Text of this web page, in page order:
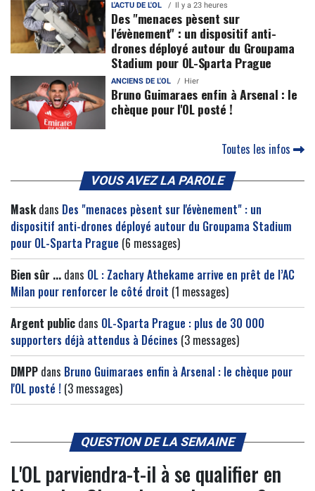
L'ACTU DE L'OL Il y a 23 heures
Des "menaces pèsent sur
l'évènement" : un dispositif anti-
drones déployé autour du Groupama
Stadium pour OL-Sparta Prague
ANCIENS DE L'OL Hier
Bruno Guimaraes enfin à Arsenal : le
chèque pour l'OL posté !
Toutes les infos
VOUS AVEZ LA PAROLE
Maskdans Des "menaces pèsent sur l'évènement" : un
dispositif anti-drones déployé autour du Groupama Stadium
pour OL-Sparta Prague (6 messages)
Bien sûr ... dans OL : Zachary Athekame arrive en prêt de l’AC
Milan pour renforcer le côté droit (1 messages)
Argent public dans OL-Sparta Prague : plus de 30 000
supporters déjà attendus à Décines (3 messages)
DMPP dans Bruno Guimaraes enfin à Arsenal : le chèque pour
l'OL posté ! (3 messages)
QUESTION DE LA SEMAINE
L'OL parviendra-t-il à se qualifier en